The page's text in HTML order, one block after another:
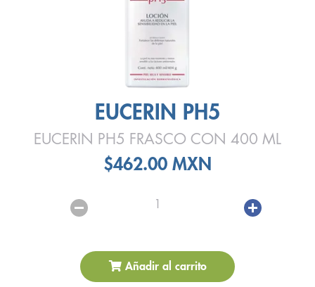
EUCERIN PH5
EUCERIN PH5 FRASCO CON 400 ML
$462.00 MXN
1
Añadir al carrito